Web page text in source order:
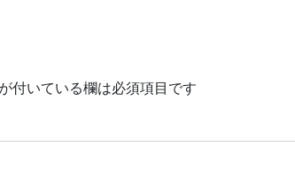
が付いている欄は必須項目です